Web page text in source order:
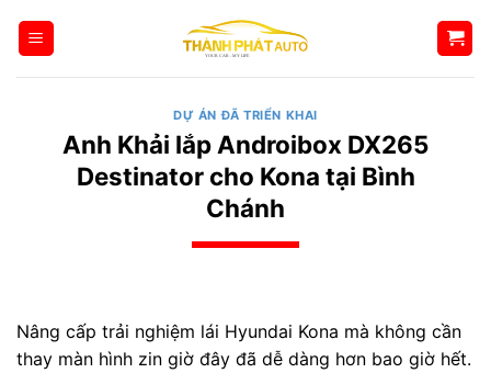
qua
DỰ ÁN ĐÃ TRIỂN KHAI
Anh Khải lắp Androibox DX265
Destinator cho Kona tại Bình
Chánh
Nâng cấp trải nghiệm lái Hyundai Kona mà không cần
thay màn hình zin giờ đây đã dễ dàng hơn bao giờ hết.